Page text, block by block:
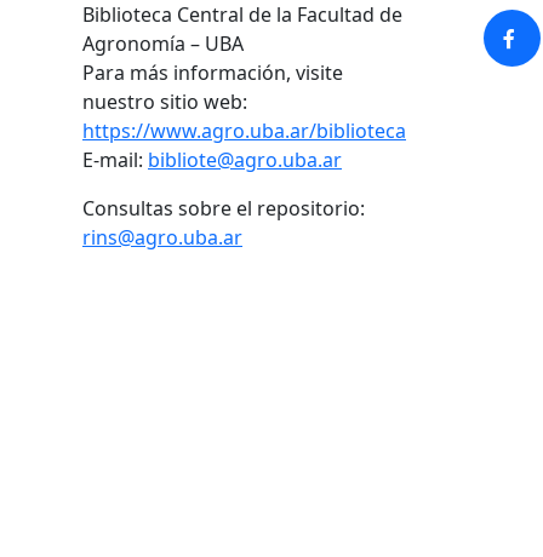
Biblioteca Central de la Facultad de
Agronomía – UBA
Para más información, visite
nuestro sitio web:
https://www.agro.uba.ar/biblioteca
E-mail: bibliote@agro.uba.ar
Consultas sobre el repositorio:
rins@agro.uba.ar